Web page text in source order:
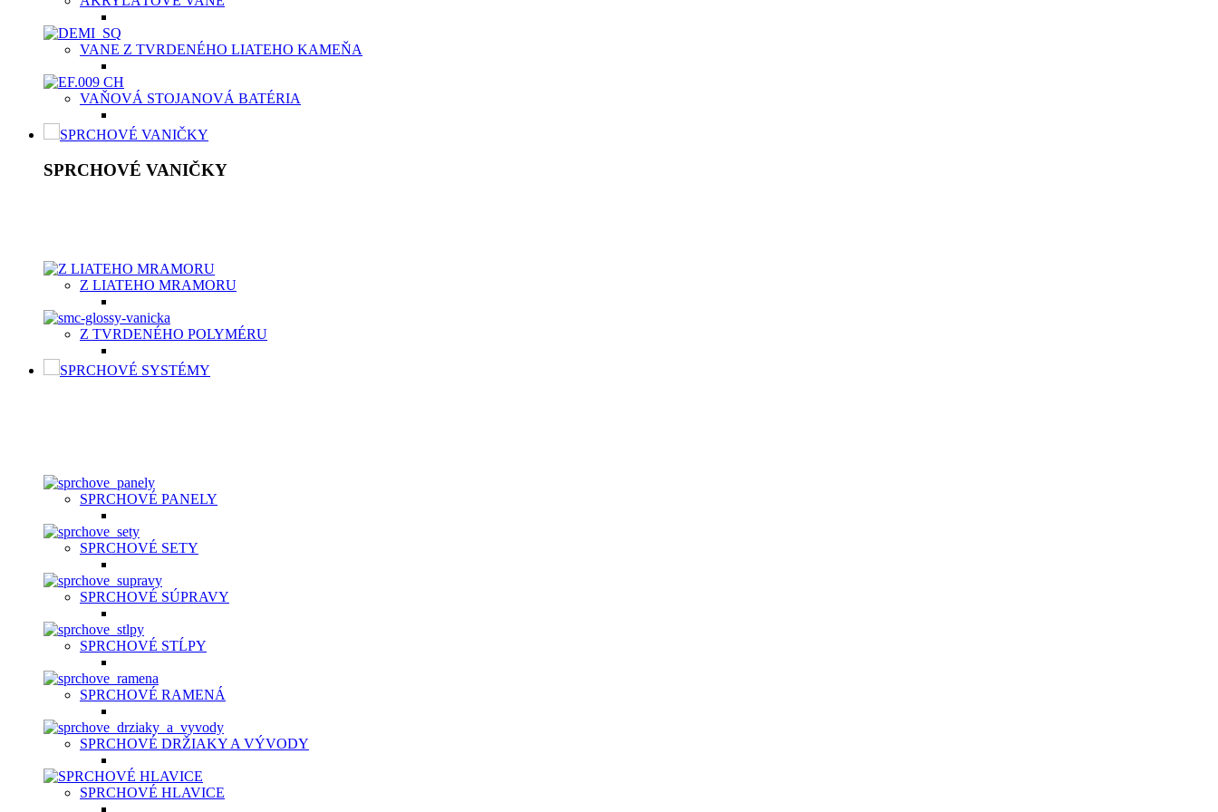
VANE Z TVRDENÉHO LIATEHO KAMEŇA
VAŇOVÁ STOJANOVÁ BATÉRIA
SPRCHOVÉ VANIČKY
SPRCHOVÉ VANIČKY
Z LIATEHO MRAMORU
Z TVRDENÉHO POLYMÉRU
SPRCHOVÉ SYSTÉMY
SPRCHOVÉ PANELY
SPRCHOVÉ SETY
SPRCHOVÉ SÚPRAVY
SPRCHOVÉ STĹPY
SPRCHOVÉ RAMENÁ
SPRCHOVÉ DRŽIAKY A VÝVODY
SPRCHOVÉ HLAVICE